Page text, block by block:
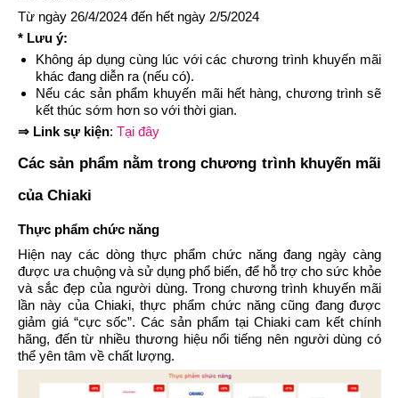
Từ ngày 26/4/2024 đến hết ngày 2/5/2024
* Lưu ý:
Không áp dụng cùng lúc với các chương trình khuyến mãi
khác đang diễn ra (nếu có).
Nếu các sản phẩm khuyến mãi hết hàng, chương trình sẽ
kết thúc sớm hơn so với thời gian.
⇒ Link sự kiện: Tại đây
Các sản phẩm nằm trong chương trình khuyến mãi
của Chiaki
Thực phẩm chức năng
Hiện nay các dòng thực phẩm chức năng đang ngày càng
được ưa chuộng và sử dụng phổ biến, để hỗ trợ cho sức khỏe
và sắc đẹp của người dùng. Trong chương trình khuyến mãi
lần này của Chiaki, thực phẩm chức năng cũng đang được
giảm giá “cực sốc”. Các sản phẩm tại Chiaki cam kết chính
hãng, đến từ nhiều thương hiệu nổi tiếng nên người dùng có
thể yên tâm về chất lượng.